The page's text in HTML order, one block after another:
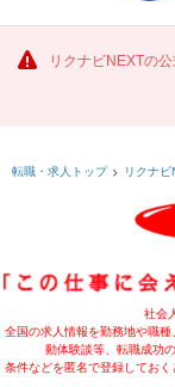
リクナビNEXTの
転職・求人トップ リクナ
社会
全国の求人情報を勤務地や職
動体験談等、転職成功
条件などを匿名で登録してお